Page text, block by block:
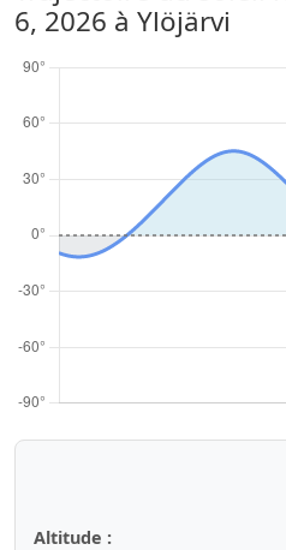
6, 2026 à Ylöjärvi
Altitude :